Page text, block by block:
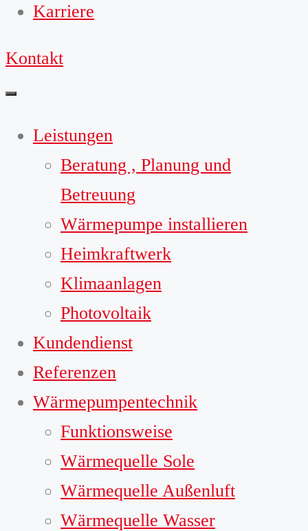
Karriere
Kontakt
Leistungen
Beratung , Planung und
Betreuung
Wärmepumpe installieren
Heimkraftwerk
Klimaanlagen
Photovoltaik
Kundendienst
Referenzen
Wärmepumpentechnik
Funktionsweise
Wärmequelle Sole
Wärmequelle Außenluft
Wärmequelle Wasser